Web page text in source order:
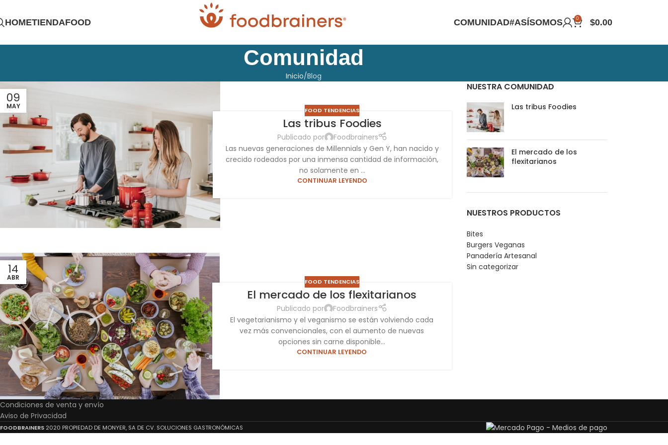
HOMETIENDAFOOD COMUNIDAD#ASÍSOMOS 0 $0.00
Comunidad
Inicio Blog
09
MAY
FOOD TENDENCIAS
Las tribus Foodies
Publicado por
Foodbrainers
Las nuevas generaciones de Millennials y Gen Y, han nacido y
crecido rodeados por una inmensa cantidad de información,
no solamente en ...
CONTINUAR LEYENDO
14
ABR
FOOD TENDENCIAS
El mercado de los flexitarianos
Publicado por
Foodbrainers
El vegetarianismo y el veganismo se están volviendo cada
vez más convencionales, con el aumento de nuevas
opciones sin carne disponible...
CONTINUAR LEYENDO
NUESTRA COMUNIDAD
Las tribus Foodies
El mercado de los
flexitarianos
NUESTROS PRODUCTOS
Bites
Burgers Veganas
Panadería Artesanal
Sin categorizar
Condiciones de venta y envío
Aviso de Privacidad
FOODBRAINERS 2020 PROPIEDAD DE MONYER, SA DE CV. SOLUCIONES GASTRONÓMICAS